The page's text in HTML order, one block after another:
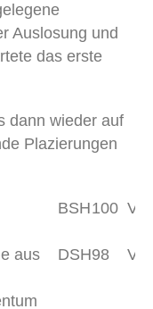
Auslosung und
das erste
dann wieder auf
Plazierungen
BSH100 V
aus
DSH98 V